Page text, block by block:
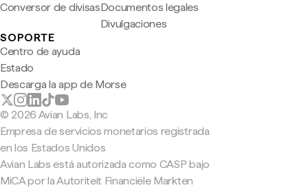
Conversor de divisasDocumentos legales
Divulgaciones
SOPORTE
Centro de ayuda
Estado
Descarga la app de Morse
© 2026 Avian Labs, Inc
Empresa de servicios monetarios registrada
en los Estados Unidos
Avian Labs está autorizada como CASP bajo
MiCA por la Autoriteit Financiële Markten